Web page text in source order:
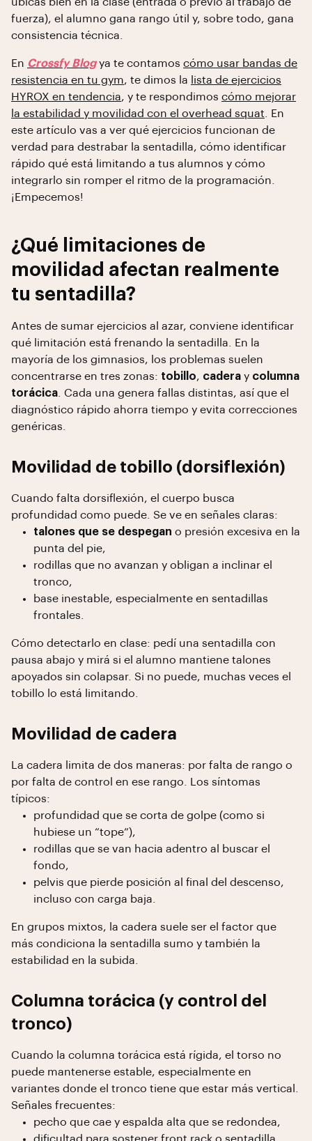
fuerza), el alumno gana rango útil y, sobre todo, gana
consistencia técnica.
En Crossfy Blogya te contamos cómo usar bandas de
resistencia en tu gym, te dimos la
lista de ejercicios
HYROX en tendencia, y te respondimos cómo mejorar
la estabilidad y movilidad con el overhead squat . En
este artículo vas a ver qué ejercicios funcionan de
verdad para destrabar la sentadilla, cómo identificar
rápido qué está limitando a tus alumnos y cómo
integrarlo sin romper el ritmo de la programación.
¡Empecemos!
¿Qué limitaciones de
movilidad afectan realmente
tu sentadilla?
Antes de sumar ejercicios al azar, conviene identificar
qué limitación está frenando la sentadilla. En la
mayoría de los gimnasios, los problemas suelen
concentrarse en tres zonas: tobillo, cadera y columna
torácica . Cada una genera fallas distintas, así que el
diagnóstico rápido ahorra tiempo y evita correcciones
genéricas.
Movilidad de tobillo (dorsiflexión)
Cuando falta dorsiflexión, el cuerpo busca
profundidad como puede. Se ve en señales claras:
talones que se despegan o presión excesiva en la
punta del pie,
rodillas que no avanzan y obligan a inclinar el
tronco,
base inestable, especialmente en sentadillas
frontales.
Cómo detectarlo en clase: pedí una sentadilla con
pausa abajo y mirá si el alumno mantiene talones
apoyados sin colapsar. Si no puede, muchas veces el
tobillo lo está limitando.
Movilidad de cadera
La cadera limita de dos maneras: por falta de rango o
por falta de control en ese rango. Los síntomas
típicos:
profundidad que se corta de golpe (como si
hubiese un “tope”),
rodillas que se van hacia adentro al buscar el
fondo,
pelvis que pierde posición al final del descenso,
incluso con carga baja.
En grupos mixtos, la cadera suele ser el factor que
más condiciona la sentadilla sumo y también la
estabilidad en la subida.
Columna torácica (y control del
tronco)
Cuando la columna torácica está rígida, el torso no
puede mantenerse estable, especialmente en
variantes donde el tronco tiene que estar más vertical.
Señales frecuentes:
pecho que cae y espalda alta que se redondea,